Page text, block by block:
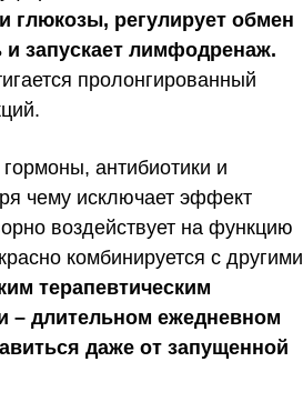
глюкозы, регулирует обмен
запускает лимфодренаж.
пролонгированный
антибиотики и
чему исключает эффект
воздействует на функцию
комбинируется с другими
терапевтическим
– длительном ежедневном
даже от запущенной